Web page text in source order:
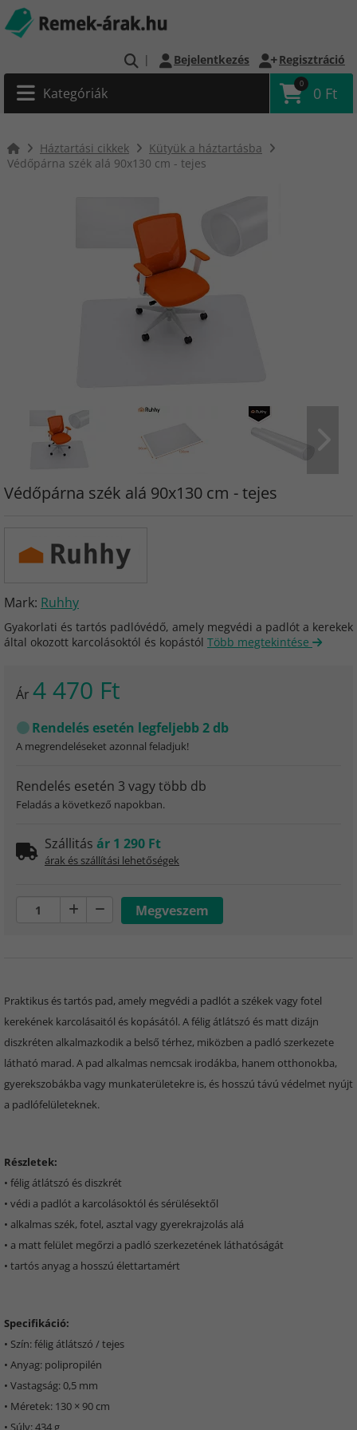
| Bejelentkezés Regisztráció
Kategóriák
0
0 Ft
Háztartási cikkek
Kütyük a háztartásba
Védőpárna szék alá 90x130 cm - tejes
Védőpárna szék alá 90x130 cm - tejes
Mark: Ruhhy
Gyakorlati és tartós padlóvédő, amely megvédi a padlót a kerekek
által okozott karcolásoktól és kopástól Több megtekintése
Ár 4 470 Ft
Rendelés esetén legfeljebb 2 db
A megrendeléseket azonnal feladjuk!
Rendelés esetén 3 vagy több db
Feladás a következő napokban.
Szállitás ár 1 290 Ft
árak és szállítási lehetőségek
Praktikus és tartós pad, amely megvédi a padlót a székek vagy fotel
kerekének karcolásaitól és kopásától. A félig átlátszó és matt dizájn
diszkréten alkalmazkodik a belső térhez, miközben a padló szerkezete
látható marad. A pad alkalmas nemcsak irodákba, hanem otthonokba,
gyerekszobákba vagy munkaterületekre is, és hosszú távú védelmet nyújt
a padlófelületeknek.
Részletek:
• félig átlátszó és diszkrét
• védi a padlót a karcolásoktól és sérülésektől
• alkalmas szék, fotel, asztal vagy gyerekrajzolás alá
• a matt felület megőrzi a padló szerkezetének láthatóságát
• tartós anyag a hosszú élettartamért
Specifikáció:
• Szín: félig átlátszó / tejes
• Anyag: polipropilén
• Vastagság: 0,5 mm
• Méretek: 130 × 90 cm
• Súly: 434 g